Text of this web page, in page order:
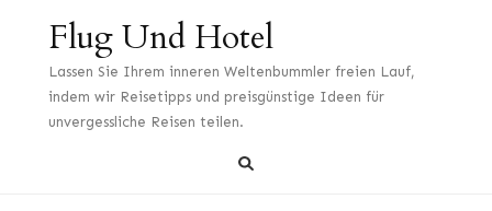
Flug Und Hotel
Lassen Sie Ihrem inneren Weltenbummler freien Lauf,
indem wir Reisetipps und preisgünstige Ideen für
unvergessliche Reisen teilen.